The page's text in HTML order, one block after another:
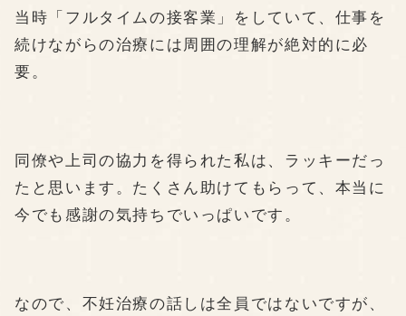
当時「フルタイムの接客業」をしていて、仕事を
続けながらの治療には周囲の理解が絶対的に必
要。
同僚や上司の協力を得られた私は、ラッキーだっ
たと思います。たくさん助けてもらって、本当に
今でも感謝の気持ちでいっぱいです。
なので、不妊治療の話しは全員ではないですが、